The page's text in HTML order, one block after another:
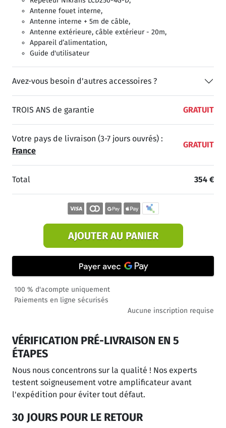
Antenne fouet interne,
Antenne interne + 5m de câble,
Antenne extérieure, câble extérieur - 20m,
Appareil d’alimentation,
Guide d'utilisateur
Avez-vous besoin d'autres accessoires ?
TROIS ANS de garantie GRATUIT
Votre pays de livraison (3-7 jours ouvrés) :
France
GRATUIT
Total 354 €
AJOUTER AU PANIER
100 % d'acompte uniquement
Paiements en ligne sécurisés
Aucune inscription requise
VÉRIFICATION PRÉ-LIVRAISON EN 5
ÉTAPES
Nous nous concentrons sur la qualité ! Nos experts
testent soigneusement votre amplificateur avant
l'expédition pour éviter tout défaut.
30 JOURS POUR LE RETOUR